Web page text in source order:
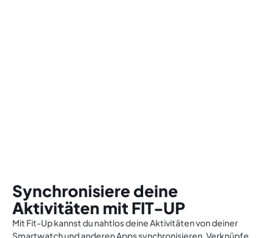
Synchronisiere deine
Aktivitäten mit FIT-UP
Mit Fit-Up kannst du nahtlos deine Aktivitäten von deiner
Smartwatch und anderen Apps synchronisieren. Verknüpfe